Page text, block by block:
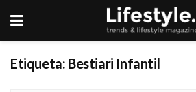
Etiqueta: Bestiari Infantil